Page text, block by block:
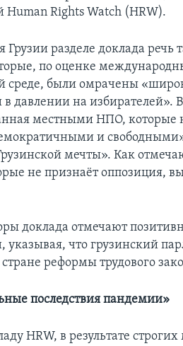
Human Rights Watch (HRW).
разделе доклада
по оценке
среде, были омрачены
давлении на избирателей».
местными НПО, которые
и
мечты». Как
не признаёт оппозиция,
доклада отмечают
указывая, что грузинский
реформы трудового
последствия пандемии»
HRW, в результате